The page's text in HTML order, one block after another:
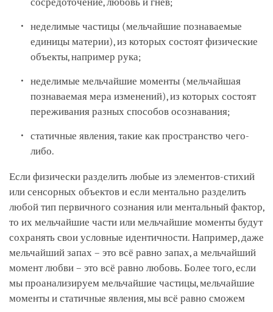
неделимые частицы (мельчайшие познаваемые
единицы материи), из которых состоят физические
объекты, например рука;
неделимые мельчайшие моменты (мельчайшая
познаваемая мера изменений), из которых состоят
переживания разных способов осознавания;
статичные явления, такие как пространство чего-
либо.
Если физически разделить любые из элементов-стихий
или сенсорных объектов и если ментально разделить
любой тип первичного сознания или ментальный фактор,
то их мельчайшие части или мельчайшие моменты будут
сохранять свои условные идентичности. Например, даже
мельчайший запах – это всё равно запах, а мельчайший
момент любви – это всё равно любовь. Более того, если
мы проанализируем мельчайшие частицы, мельчайшие
моменты и статичные явления, мы всё равно сможем